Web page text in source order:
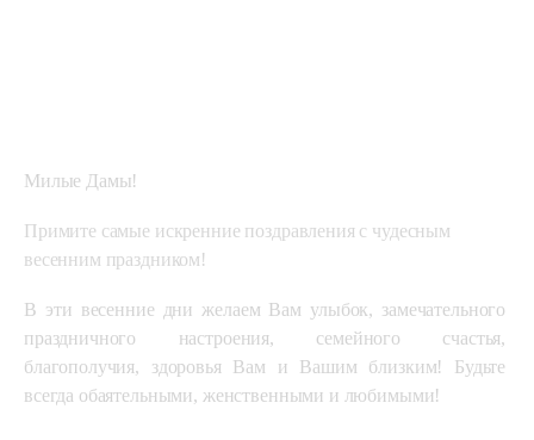
Милые Дамы!
Примите самые искренние поздравления с чудесным
весенним праздником!
В эти весенние дни желаем Вам улыбок, замечательного
праздничного настроения, семейного счастья,
благополучия, здоровья Вам и Вашим близким! Будьте
всегда обаятельными, женственными и любимыми!